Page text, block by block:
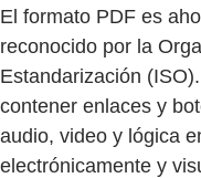
El formato PDF es
reconocido por la
Estandarización
contener enlaces y
audio, video y lógica
electrónicamente y